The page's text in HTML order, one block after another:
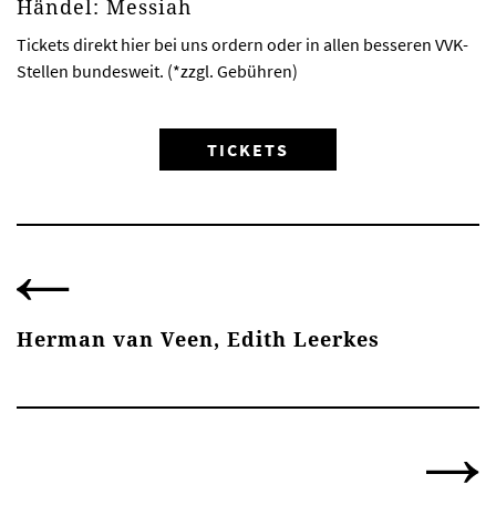
Händel: Messiah
Tickets direkt hier bei uns ordern oder in allen besseren VVK-
Stellen bundesweit. (*zzgl. Gebühren)
TICKETS
Herman van Veen, Edith Leerkes